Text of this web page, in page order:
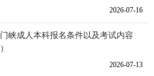
2026-07-16
峡成人本科报名条件以及考试内容
2026-07-13